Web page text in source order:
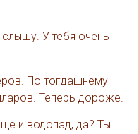
У тебя очень
По тогдашнему
Теперь дороже.
и водопад, да? Ты